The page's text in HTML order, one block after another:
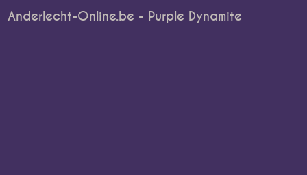
Anderlecht-Online.be - Purple Dynamite